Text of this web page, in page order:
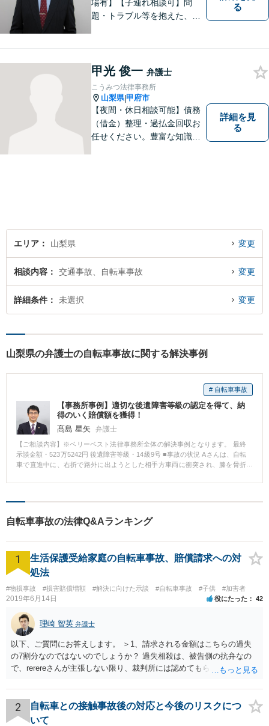
場有】【子連れ相談可】問
題・トラブル等を抱えた、ま
分析し、解決に向けてどのよ
うな方法・手段を取ることが
良いのか等を助言させていた
だきます。
る
甲光 俊一 弁護士
こうみつ法律事務所
山梨県|甲府市
【夜間・休日相談可能】債務
（借金）整理・過払金回収お
任せください。豊富な知識・
詳細を見
る
エリア 山梨県 変更
相談内容 交通事故、自転車事故 変更
詳細条件 未選択 変更
山梨県の弁護士の自転車事故に関する解決事例
# 自転車事故
【事務所事例】適切な後遺障害等級の認定を得て、納
得のいく賠償額を獲得！
髙島 星矢
弁護士
【ご相談内容】※ベリーベスト法律事務所全体の解決事例となります。 最終
示談金額・523万5242円 後遺障害等級・14級9号 ■事故の状況 Aさんは、自転
車で直進中に、右折で路外に出ようとした相手方車両に衝突され、膝を骨折
されておりましたが、当該事務所の対応にご不満を抱かれ、事務所を変える
病名：右脛骨高原骨折 ■ご依頼内容 前任の弁護士において、交通事故事案の
処理の流れの把握に不安があったりしたようですので、一通りの流れをご説
旨お伝えしました。 症状固定の時期に差し掛かっていたようでしたので、後
遺障害の認定の申請手続きについても詳細をお話ししました。 ■ベリーベス
ト法律事務所の対応とその結果 当事務所にご依頼いただいた段階で、既に事
故から相当程度期間が経過しておりましたので、まずは後遺障害の認定の申
請を見据えて治療状況の確認等を行いました。 十分な準備をした後、症状固
いました。 膝の骨折ではありましたが、癒合は正常にできており、可動域の
制限などはなかったため、神経症状での等級認定を目指しました。 適切な資
料を添付し申請をしたところ、無事14級9号の等級認定が得られました。 そ
の後、認定結果を踏まえて損害の計算を行い、示談交渉に移行しました。 上
記の事故状況であったため、過失相殺を主張される可能性がありましたが、
最終的には100対0を前提に解決することができました。 逸失利益について
て譲らなかったのですが、その代わりに後遺障害慰謝料や休業損害その他の
項目についてはこちらの提示額満額を飲んでもらう形で調整をしました。 労
働能力喪失期間を争って交渉外の手続きに移行することも検討の余地があり
ましたが、Aさんとしても、最終的な金額や解決までの期間、過失割合が暗転
自転車事故の法律Q&Aランキング
1
生活保護受給家庭の自転車事故、賠償請求への対
処法
#物損事故 #損害賠償増額 #解決に向けた示談 #自転車事故 #子供 #加害者
2019年6月14日 役にたった 42
理崎 智英 弁護士
以下、ご質問にお答えします。 ＞1、請求される金額はこちらの過失
の7割分なのではないのでしょうか？ 過失相殺は、被告側の抗弁なの
で、rerereさんが主張しない限り、裁判所には認めてもらえません。
のように主張する必要があります。 ＞2、毎月数千円の支払いを認め
てもらえない場合はどうなるのでしょうか？ 判決→強制執行という流
れになると思います。 ＞3、仮執行と言う事は保護費を差押えられる
2
自転車との接触事故後の対応と今後のリスクにつ
いて